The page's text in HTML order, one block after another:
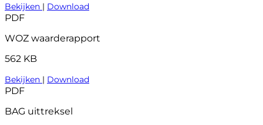
Bekijken | Download
PDF
WOZ waarderapport
562 KB
Bekijken | Download
PDF
BAG uittreksel